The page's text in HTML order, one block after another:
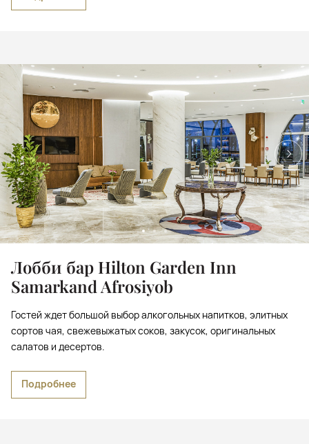
Лобби бар Hilton Garden Inn
Samarkand Afrosiyob
Гостей ждет большой выбор алкогольных напитков, элитных
сортов чая, свежевыжатых соков, закусок, оригинальных
салатов и десертов.
Подробнее